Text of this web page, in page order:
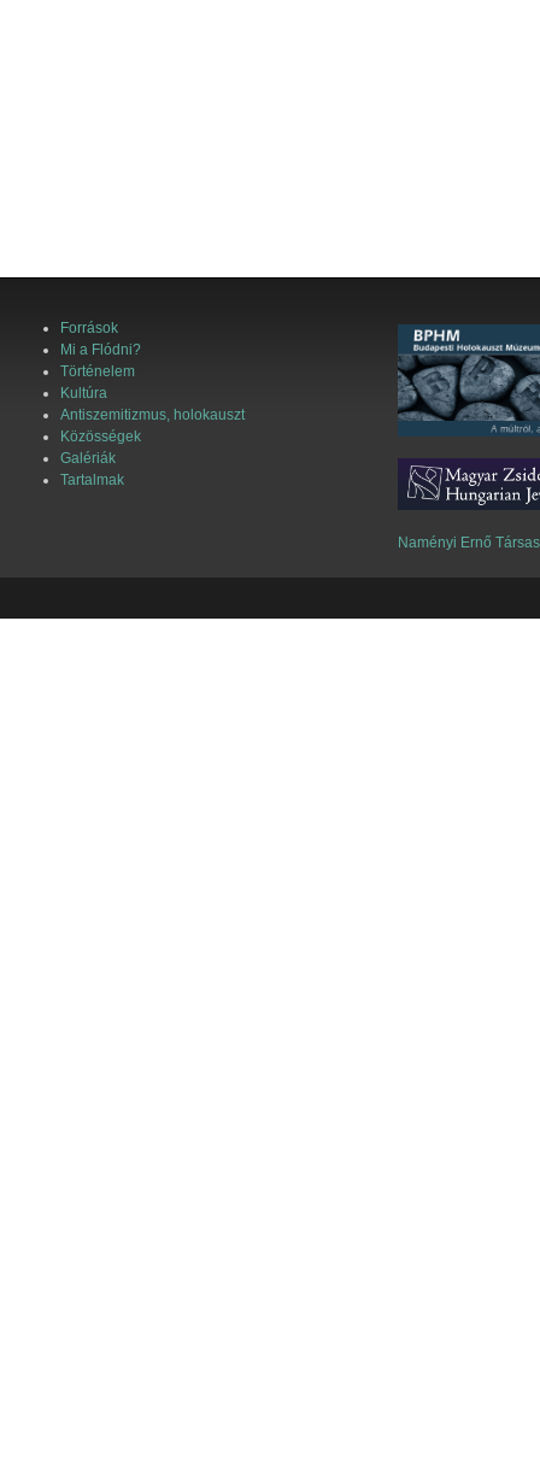
Források
Mi a Flódni?
Történelem
Kultúra
Antiszemitizmus, holokauszt
Közösségek
Galériák
Tartalmak
Naményi Ernő